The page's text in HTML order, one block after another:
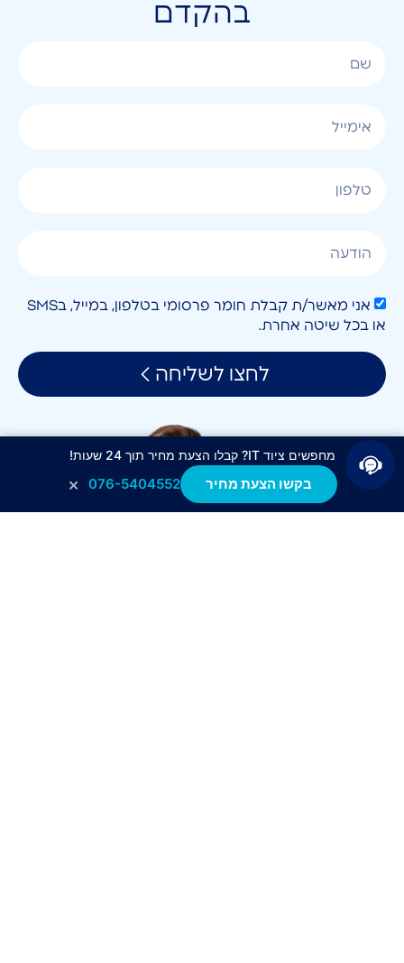
בהקדם
אני מאשר/ת קבלת חומר פרסומי בטלפון, במייל, בSMS
או בכל שיטה אחרת.
לחצו לשליחה
מחפשים ציוד IT? קבלו הצעת מחיר תוך 24 שעות!
בקשו הצעת מחיר 076-5404552
×